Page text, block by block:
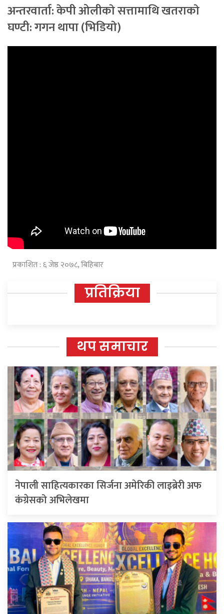
अन्तरवार्ता: केपी ओलीकाे सत्तामाथि खतराकाे
घण्टी: गगन थापा (भिडियाे)
प्रकाशित : ६ जेष्ठ २०७८, बिहिबार
प्रतिक्रिया
थप समाचार
नेपाली साहित्यकारका सिर्जना अमेरिकी लाइब्रेरी अफ
कंग्रेसको अभिलेखमा